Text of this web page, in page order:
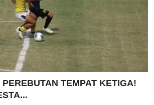
TEMPAT KETIGA!